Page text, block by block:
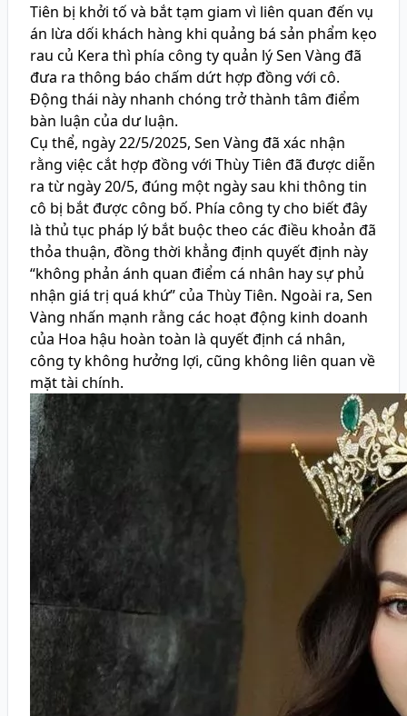
Tiên bị khởi tố và bắt tạm giam vì liên quan đến vụ
án lừa dối khách hàng khi quảng bá sản phẩm kẹo
rau củ Kera thì phía công ty quản lý Sen Vàng đã
đưa ra thông báo chấm dứt hợp đồng với cô.
Động thái này nhanh chóng trở thành tâm điểm
bàn luận của dư luận.
Cụ thể, ngày 22/5/2025, Sen Vàng đã xác nhận
rằng việc cắt hợp đồng với Thùy Tiên đã được diễn
ra từ ngày 20/5, đúng một ngày sau khi thông tin
cô bị bắt được công bố. Phía công ty cho biết đây
là thủ tục pháp lý bắt buộc theo các điều khoản đã
thỏa thuận, đồng thời khẳng định quyết định này
“không phản ánh quan điểm cá nhân hay sự phủ
nhận giá trị quá khứ” của Thùy Tiên. Ngoài ra, Sen
Vàng nhấn mạnh rằng các hoạt động kinh doanh
của Hoa hậu hoàn toàn là quyết định cá nhân,
công ty không hưởng lợi, cũng không liên quan về
mặt tài chính.